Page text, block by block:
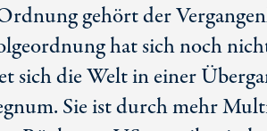
gehört der
hat sich noch
sich die Welt in einer
Sie ist durch mehr